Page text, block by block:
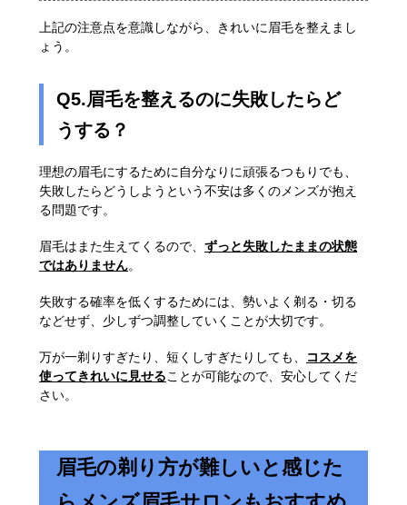
上記の注意点を意識しながら、きれいに眉毛を整えまし
ょう。
Q5.眉毛を整えるのに失敗したらど
うする？
理想の眉毛にするために自分なりに頑張るつもりでも、
失敗したらどうしようという不安は多くのメンズが抱え
る問題です。
眉毛はまた生えてくるので、 ずっと失敗したままの状態
ではありません。
失敗する確率を低くするためには、勢いよく剃る・切る
などせず、少しずつ調整していくことが大切です。
万が一剃りすぎたり、短くしすぎたりしても、
コスメを
使ってきれいに見せることが可能なので、安心してくだ
さい。
眉毛の剃り方が難しいと感じた